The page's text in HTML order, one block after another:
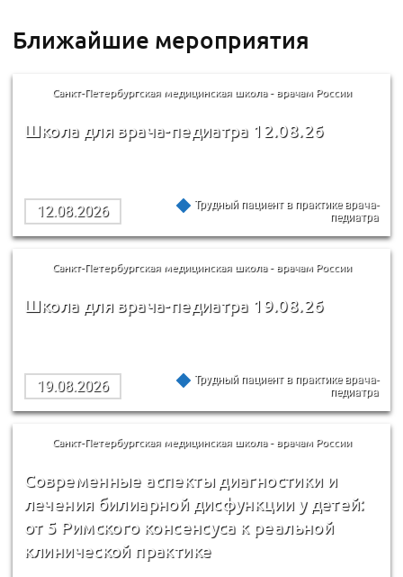
Ближайшие мероприятия
Санкт-Петербургская медицинская школа - врачам России
Школа для врача-педиатра 12.08.26
12.08.2026
Трудный пациент в практике врача-
педиатра
Санкт-Петербургская медицинская школа - врачам России
Школа для врача-педиатра 19.08.26
19.08.2026
Трудный пациент в практике врача-
педиатра
Санкт-Петербургская медицинская школа - врачам России
Современные аспекты диагностики и
лечения билиарной дисфункции у детей:
от 5 Римского консенсуса к реальной
клинической практике